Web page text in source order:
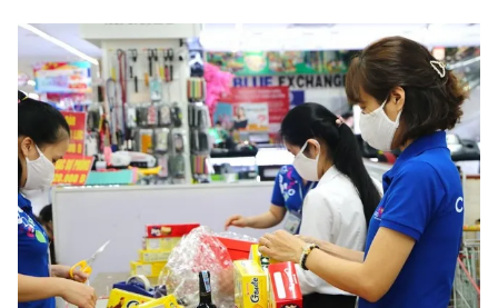
Thị trường
Tư vấn
Chuyên mục khác
Emagazine Podcast
Photo Infographic
Video Shorts video